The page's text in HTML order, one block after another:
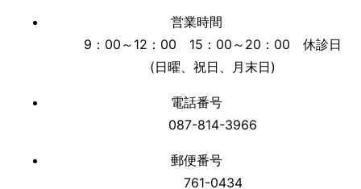
営業時間
9：00～12：00 15：00～20：00 休診日
(日曜、祝日、月末日)
電話番号
087-814-3966
郵便番号
761-0434